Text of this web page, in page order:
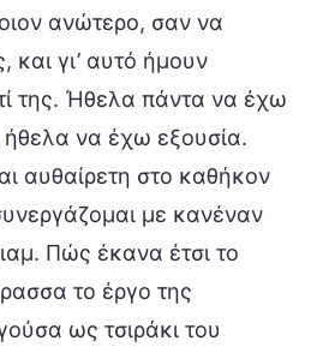
ανώτερο, σαν να
και γι’ αυτό ήμουν
της. Ήθελα πάντα να έχω
ήθελα να έχω εξουσία.
αυθαίρετη στο καθήκον
με κανέναν
Πώς έκανα έτσι το
το έργο της
ως τσιράκι του